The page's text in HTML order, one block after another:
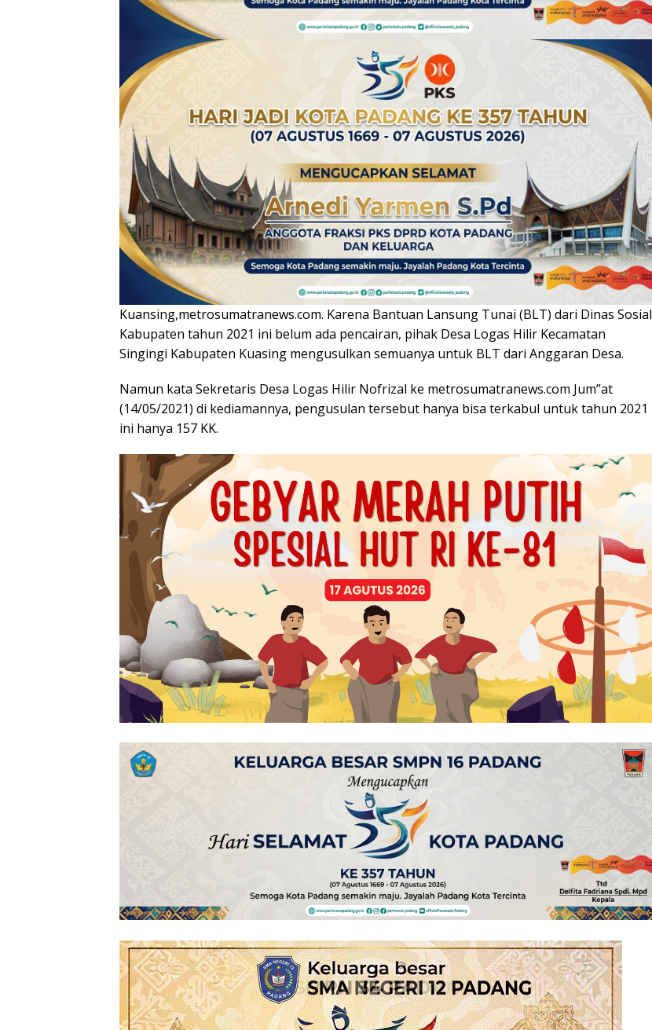
Kuansing,metrosumatranews.com. Karena Bantuan Lansung Tunai (BLT) dari Dinas Sosial
Kabupaten tahun 2021 ini belum ada pencairan, pihak Desa Logas Hilir Kecamatan
Singingi Kabupaten Kuasing mengusulkan semuanya untuk BLT dari Anggaran Desa.
Namun kata Sekretaris Desa Logas Hilir Nofrizal ke metrosumatranews.com Jum”at
(14/05/2021) di kediamannya, pengusulan tersebut hanya bisa terkabul untuk tahun 2021
ini hanya 157 KK.